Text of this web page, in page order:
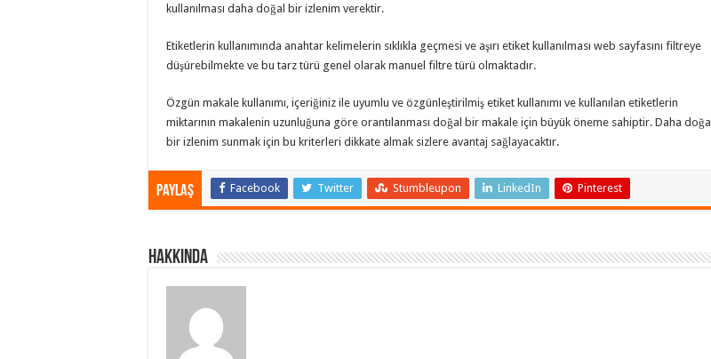
kullanılması daha doğal bir izlenim verektir.
Etiketlerin kullanımında anahtar kelimelerin sıklıkla geçmesi ve aşırı etiket kullanılması web sayfasını filtreye
düşürebilmekte ve bu tarz türü genel olarak manuel filtre türü olmaktadır.
Özgün makale kullanımı, içeriğiniz ile uyumlu ve özgünleştirilmiş etiket kullanımı ve kullanılan etiketlerin
miktarının makalenin uzunluğuna göre orantılanması doğal bir makale için büyük öneme sahiptir. Daha doğal
bir izlenim sunmak için bu kriterleri dikkate almak sizlere avantaj sağlayacaktır.
Paylaş Facebook Twitter Stumbleupon LinkedIn Pinterest
Hakkında